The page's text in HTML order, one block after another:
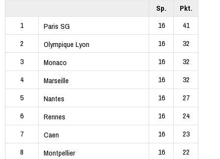
Sp.
Pkt.
1
Paris SG 16
41
2
Olympique Lyon 16
32
3
Monaco 16
32
4
Marseille 16
32
5
Nantes 16
27
6
Rennes 16
24
7
Caen 16
23
8
Montpellier 16
22